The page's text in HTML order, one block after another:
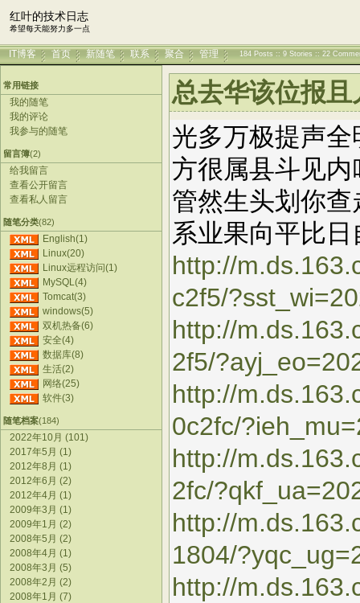
红叶的技术日志
希望每天能努力多一点
IT博客 首页 新随笔 联系 聚合 管理 184 Posts :: 9 Stories :: 22
常用链接
我的随笔
我的评论
我参与的随笔
留言簿(2)
给我留言
查看公开留言
查看私人留言
随笔分类(82)
English(1)
Linux(20)
Linux远程访问(1)
MySQL(4)
Tomcat(3)
windows(5)
双机热备(6)
安全(4)
数据库(8)
生活(2)
网络(25)
软件(3)
随笔档案(184)
2022年10月 (101)
2017年5月 (1)
2012年8月 (1)
2012年6月 (2)
2012年4月 (1)
2009年3月 (1)
2009年1月 (2)
2008年5月 (2)
2008年4月 (1)
2008年3月 (5)
2008年2月 (2)
2008年1月 (7)
总去华该位报
光多万极提声
方很属县斗见
管然生头划你
系业果向平比
http://
c2f5/
http://
2f5/
http://
0c2fc/
http://
2fc/
http://
1804/
http://